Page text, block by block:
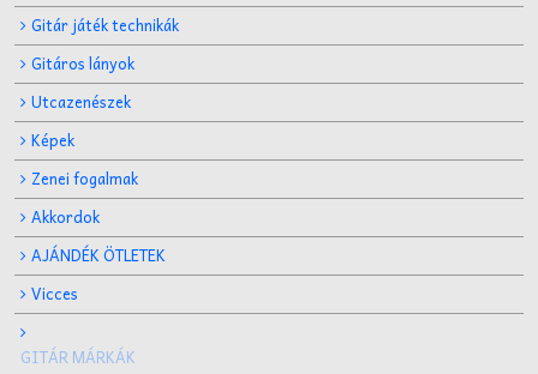
Gitár játék technikák
Gitáros lányok
Utcazenészek
Képek
Zenei fogalmak
Akkordok
AJÁNDÉK ÖTLETEK
Vicces
GITÁR MÁRKÁK